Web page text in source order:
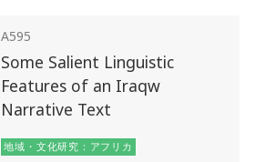
A595
Some Salient Linguistic
Features of an Iraqw
Narrative Text
地域・文化研究：アフリカ